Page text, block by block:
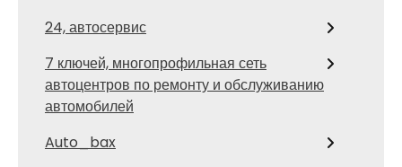
24, автосервис
7 ключей, многопрофильная сеть
автоцентров по ремонту и обслуживанию
автомобилей
Auto_bax